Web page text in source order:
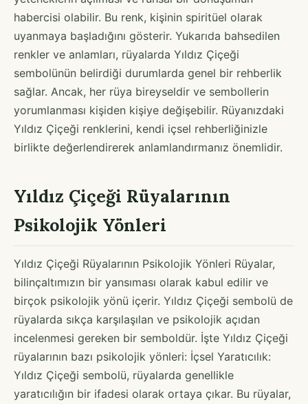
habercisi olabilir. Bu renk, kişinin spiritüel olarak
uyanmaya başladığını gösterir. Yukarıda bahsedilen
renkler ve anlamları, rüyalarda Yıldız Çiçeği
sembolünün belirdiği durumlarda genel bir rehberlik
sağlar. Ancak, her rüya bireyseldir ve sembollerin
yorumlanması kişiden kişiye değişebilir. Rüyanızdaki
Yıldız Çiçeği renklerini, kendi içsel rehberliğinizle
birlikte değerlendirerek anlamlandırmanız önemlidir.
Yıldız Çiçeği Rüyalarının
Psikolojik Yönleri
Yıldız Çiçeği Rüyalarının Psikolojik Yönleri Rüyalar,
bilinçaltımızın bir yansıması olarak kabul edilir ve
birçok psikolojik yönü içerir. Yıldız Çiçeği sembolü de
rüyalarda sıkça karşılaşılan ve psikolojik açıdan
incelenmesi gereken bir semboldür. İşte Yıldız Çiçeği
rüyalarının bazı psikolojik yönleri: İçsel Yaratıcılık:
Yıldız Çiçeği sembolü, rüyalarda genellikle
yaratıcılığın bir ifadesi olarak ortaya çıkar. Bu rüyalar,